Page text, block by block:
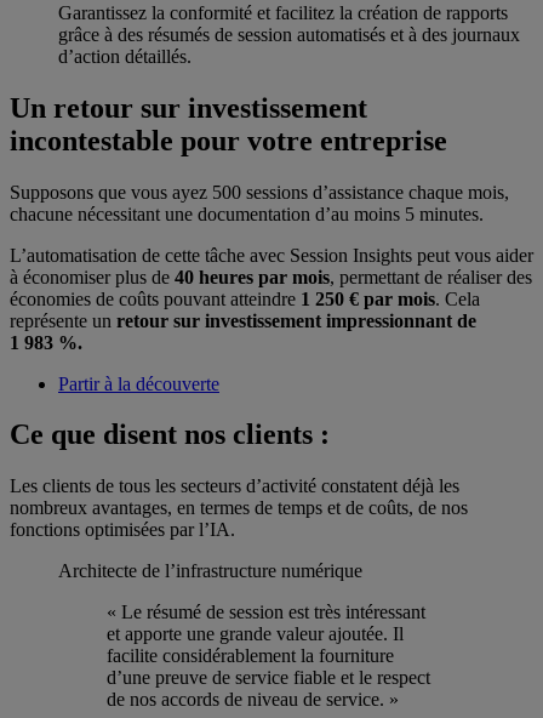
Garantissez la conformité et facilitez la création de rapports
grâce à des résumés de session automatisés et à des journaux
d’action détaillés.
Un retour sur investissement
incontestable pour votre entreprise
Supposons que vous ayez 500 sessions d’assistance chaque mois,
chacune nécessitant une documentation d’au moins 5 minutes.
L’automatisation de cette tâche avec Session Insights peut vous aider
à économiser plus de 40 heures par mois, permettant de réaliser des
économies de coûts pouvant atteindre 1 250 € par mois. Cela
représente un retour sur investissement impressionnant de
1 983 %.
Partir à la découverte
Ce que disent nos clients :
Les clients de tous les secteurs d’activité constatent déjà les
nombreux avantages, en termes de temps et de coûts, de nos
fonctions optimisées par l’IA.
Architecte de l’infrastructure numérique
« Le résumé de session est très intéressant
et apporte une grande valeur ajoutée. Il
facilite considérablement la fourniture
d’une preuve de service fiable et le respect
de nos accords de niveau de service. »